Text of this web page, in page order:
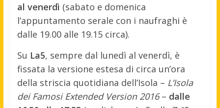
al venerdì (sabato e domenica
l’appuntamento serale con i naufraghi è
dalle 19.00 alle 19.15 circa).
Su La5, sempre dal lunedì al venerdì, è
fissata la versione estesa di circa un’ora
della striscia quotidiana dell’Isola – L’Isola
dei Famosi Extended Version 2016– dalle